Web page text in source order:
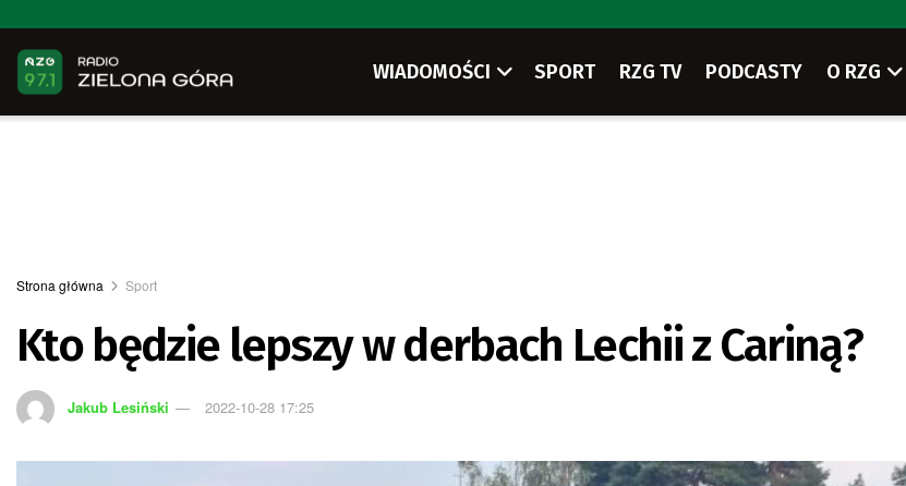
WIADOMOŚCI SPORT RZG TV PODCASTY O RZG
Strona główna Sport
Kto będzie lepszy w derbach Lechii z Cariną?
Jakub Lesiński 2022-10-28 17:25